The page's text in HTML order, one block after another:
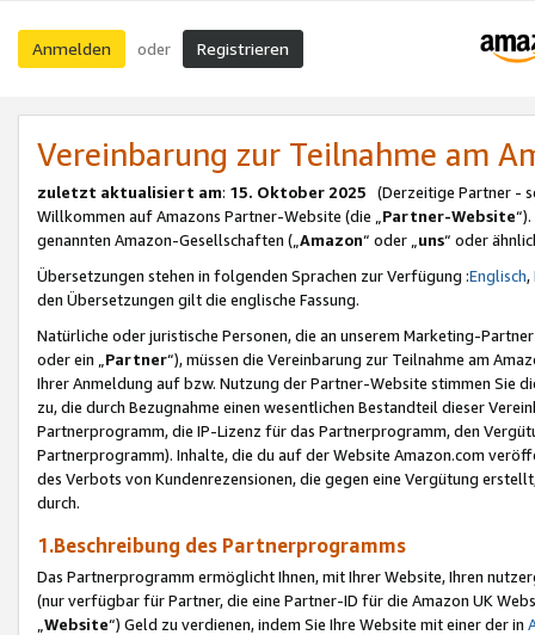
Anmelden oder Registrieren
Vereinbarung zur Teilnahme am
zuletzt aktualisiert am: 15. Oktober 2025 (Derzeitige Partner -
Willkommen auf Amazons Partner-Website (die „Partner-Website
genannten Amazon-Gesellschaften („Amazon“ oder „uns“ oder
Übersetzungen stehen in folgenden Sprachen zur Verfügung :Englisch,
den Übersetzungen gilt die englische Fassung.
Natürliche oder juristische Personen, die an unserem Marketing-
oder ein „Partner“), müssen die Vereinbarung zur Teilnahme am
Ihrer Anmeldung auf bzw. Nutzung der Partner-Website stimmen Sie
zu, die durch Bezugnahme einen wesentlichen Bestandteil dieser
Partnerprogramm, die IP-Lizenz für das Partnerprogramm, den
Partnerprogramm). Inhalte, die du auf der Website Amazon.com
des Verbots von Kundenrezensionen, die gegen eine Vergütung
durch.
1.Beschreibung des Partnerprogramms
Das Partnerprogramm ermöglicht Ihnen, mit Ihrer Website, Ihren
(nur verfügbar für Partner, die eine Partner-ID für die Amazon UK
Website“) Geld zu verdienen, indem Sie Ihre Website mit einer der in